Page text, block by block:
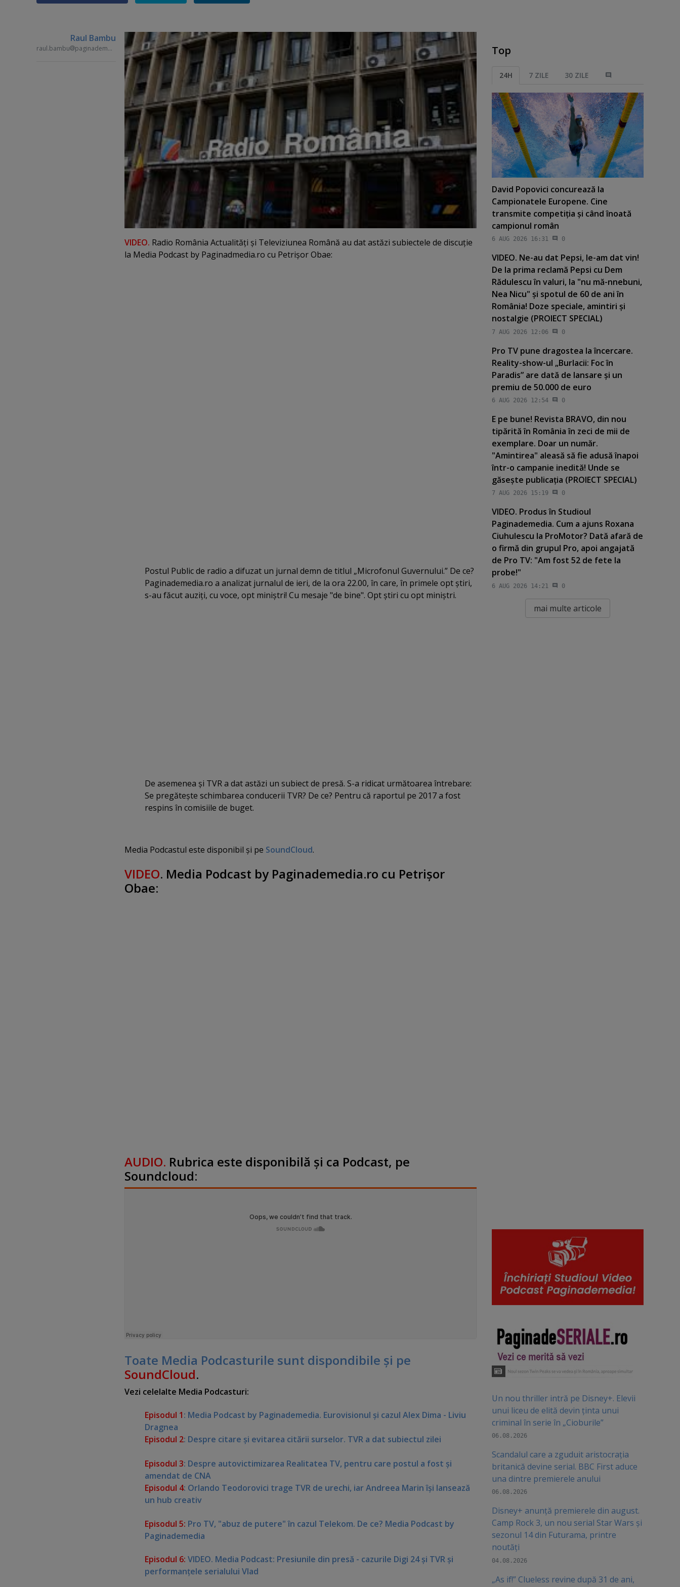
Raul Bambu
raul.bambu paginademedia.ro
VIDEO. Radio România Actualităţi şi Televiziunea Română au dat astăzi subiectele de discuţie
la Media Podcast by Paginadmedia.ro cu Petrişor Obae:
Postul Public de radio a difuzat un jurnal demn de titlul „Microfonul Guvernului.” De ce?
Paginademedia.ro a analizat jurnalul de ieri, de la ora 22.00, în care, în primele opt ştiri,
s-au făcut auziţi, cu voce, opt miniştri! Cu mesaje "de bine". Opt ştiri cu opt miniştri.
De asemenea şi TVR a dat astăzi un subiect de presă. S-a ridicat următoarea întrebare:
Se pregăteşte schimbarea conducerii TVR? De ce? Pentru că raportul pe 2017 a fost
respins în comisiile de buget.
Media Podcastul este disponibil şi pe SoundCloud.
VIDEO. Media Podcast by Paginademedia.ro cu Petrişor
Obae:
AUDIO. Rubrica este disponibilă şi ca Podcast, pe
Soundcloud:
Toate Media Podcasturile sunt dispondibile şi pe
SoundCloud.
Vezi celelalte Media Podcasturi:
Episodul 1: Media Podcast by Paginademedia. Eurovisionul şi cazul Alex Dima - Liviu
Dragnea
Episodul 2: Despre citare şi evitarea citării surselor. TVR a dat subiectul zilei
Episodul 3: Despre autovictimizarea Realitatea TV, pentru care postul a fost şi
amendat de CNA
Episodul 4: Orlando Teodorovici trage TVR de urechi, iar Andreea Marin îşi lansează
un hub creativ
Episodul 5: Pro TV, "abuz de putere" în cazul Telekom. De ce? Media Podcast by
Paginademedia
Episodul 6: VIDEO. Media Podcast: Presiunile din presă - cazurile Digi 24 şi TVR şi
performanţele serialului Vlad
Top
24H 7 ZILE 30 ZILE
David Popovici concurează la
Campionatele Europene. Cine
transmite competiţia şi când înoată
campionul român
6 AUG 2026 16:31 0
VIDEO. Ne-au dat Pepsi, le-am dat vin!
De la prima reclamă Pepsi cu Dem
Rădulescu în valuri, la "nu mă-nnebuni,
Nea Nicu" şi spotul de 60 de ani în
România! Doze speciale, amintiri şi
nostalgie (PROIECT SPECIAL)
7 AUG 2026 12:06 0
Pro TV pune dragostea la încercare.
Reality-show-ul „Burlacii: Foc în
Paradis” are dată de lansare şi un
premiu de 50.000 de euro
6 AUG 2026 12:54 0
E pe bune! Revista BRAVO, din nou
tipărită în România în zeci de mii de
exemplare. Doar un număr.
"Amintirea" aleasă să fie adusă înapoi
într-o campanie inedită! Unde se
găseşte publicaţia (PROIECT SPECIAL)
7 AUG 2026 15:19 0
VIDEO. Produs în Studioul
Paginademedia. Cum a ajuns Roxana
Ciuhulescu la ProMotor? Dată afară de
o firmă din grupul Pro, apoi angajată
de Pro TV: "Am fost 52 de fete la
probe!"
6 AUG 2026 14:21 0
mai multe articole
Un nou thriller intră pe Disney+. Elevii
unui liceu de elită devin ținta unui
criminal în serie în „Cioburile”
06.08.2026
Scandalul care a zguduit aristocrația
britanică devine serial. BBC First aduce
una dintre premierele anului
06.08.2026
Disney+ anunță premierele din august.
Camp Rock 3, un nou serial Star Wars și
sezonul 14 din Futurama, printre
noutăți
04.08.2026
„As if!” Clueless revine după 31 de ani,